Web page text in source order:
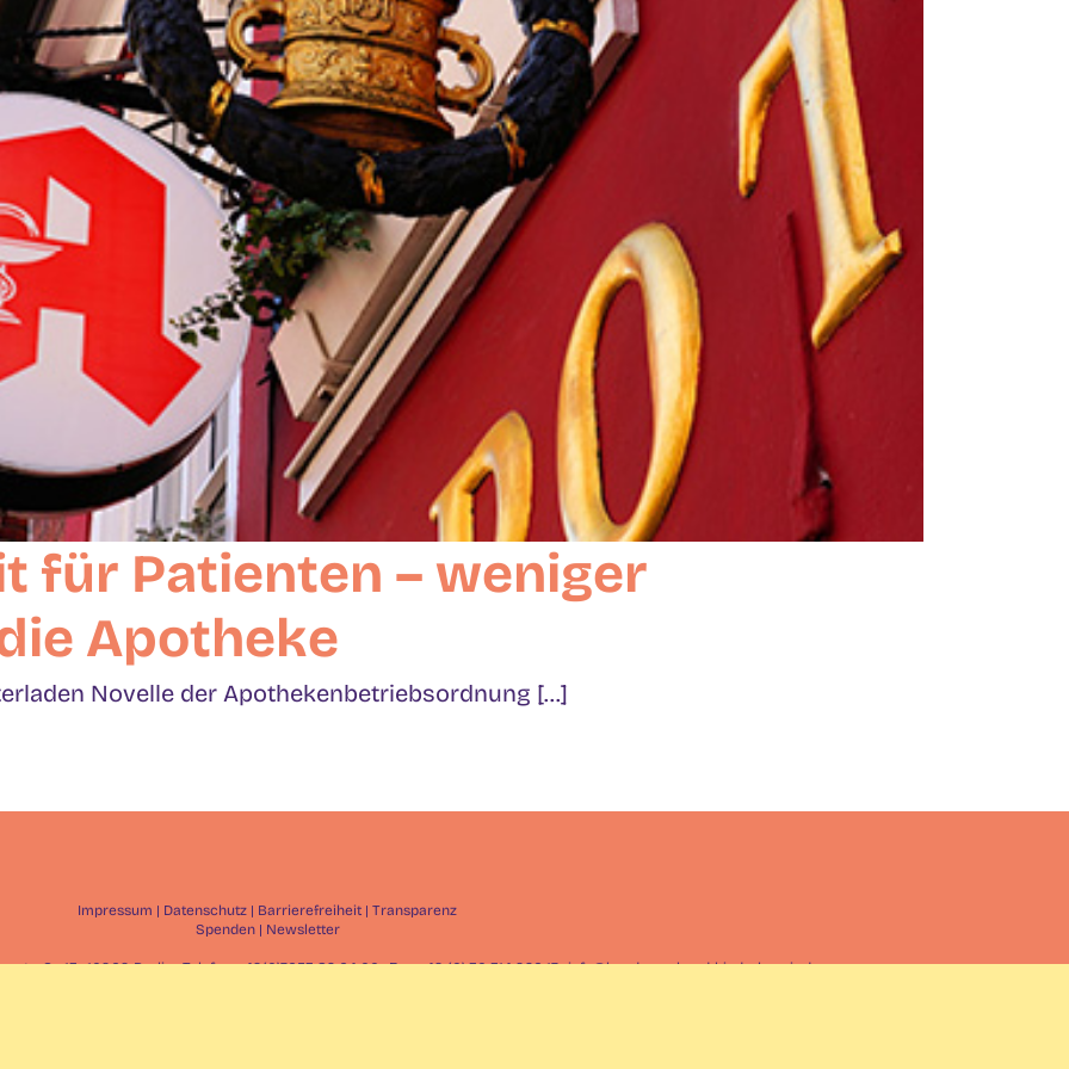
für Patienten – weniger
Apotheke
Novelle der Apothekenbetriebsordnung [...]
Impressum | Datenschutz | Barrierefreiheit | Transparenz
Spenden| Newsletter
13 · 10969 Berlin · Telefon: +49(0)7653 82 64 00 · Fax: +49 (0) 30 314 926 17 · info@bundesverband-kinderhospiz.de